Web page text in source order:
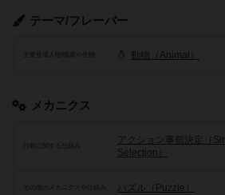
テーマ/フレーバー
動物（Animal）
メカニクス
行動に関する仕組み
アクション事前決定（
Selection）
その他のメカニクスや仕組み パズル（Puzzle）